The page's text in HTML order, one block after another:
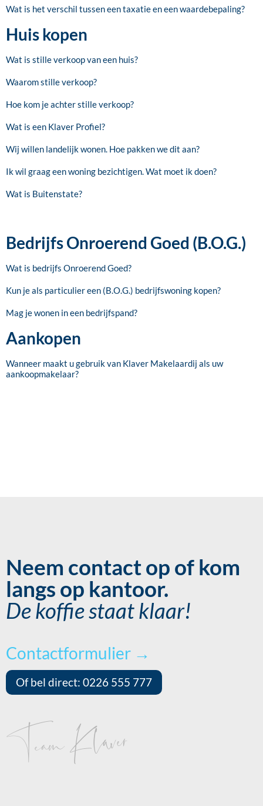
Wat is het verschil tussen een taxatie en een waardebepaling?
Huis kopen
Wat is stille verkoop van een huis?
Waarom stille verkoop?
Hoe kom je achter stille verkoop?
Wat is een Klaver Profiel?
Wij willen landelijk wonen. Hoe pakken we dit aan?
Ik wil graag een woning bezichtigen. Wat moet ik doen?
Wat is Buitenstate?
Bedrijfs Onroerend Goed (B.O.G.)
Wat is bedrijfs Onroerend Goed?
Kun je als particulier een (B.O.G.) bedrijfswoning kopen?
Mag je wonen in een bedrijfspand?
Aankopen
Wanneer maakt u gebruik van Klaver Makelaardij als uw
aankoopmakelaar?
Neem contact op of kom
langs op kantoor.
De koffie staat klaar!
Contactformulier →
Of bel direct: 0226 555 777
Team Klaver